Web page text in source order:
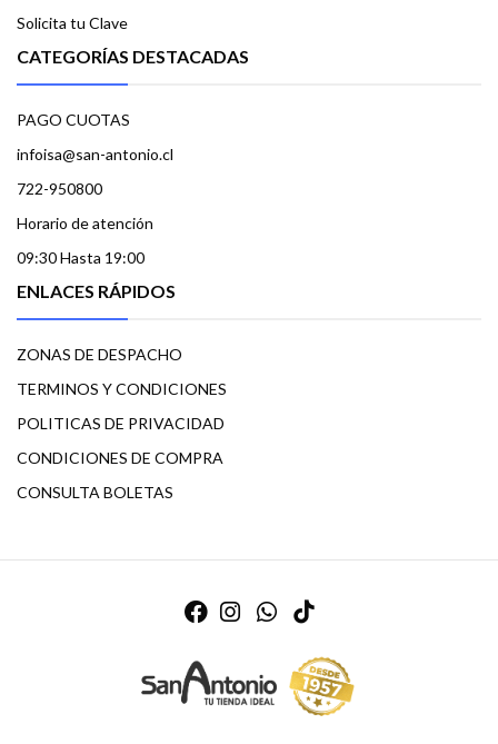
Solicita tu Clave
CATEGORÍAS DESTACADAS
PAGO CUOTAS
infoisa@san-antonio.cl
722-950800
Horario de atención
09:30 Hasta 19:00
ENLACES RÁPIDOS
ZONAS DE DESPACHO
TERMINOS Y CONDICIONES
POLITICAS DE PRIVACIDAD
CONDICIONES DE COMPRA
CONSULTA BOLETAS